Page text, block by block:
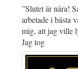
”Slutet är nära!
arbetade i bästa
mig, att jag ville
Jag tog